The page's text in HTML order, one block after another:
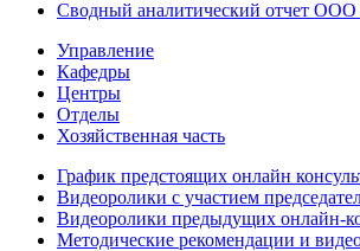
Сводный аналитический отчет ООО
Управление
Кафедры
Центры
Отделы
Хозяйственная часть
График предстоящих онлайн
Видеоролики с участием
Видеоролики предыдущих онлайн-
Методические рекомендации и